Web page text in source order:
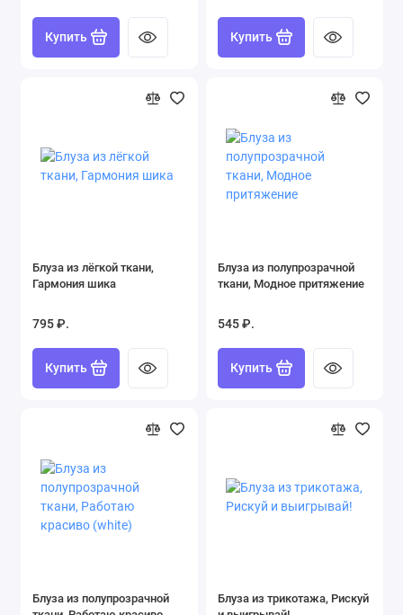
Купить Купить
Блуза из лёгкой ткани,
Гармония шика
795 ₽.
Купить
Блуза из полупрозрачной
ткани, Модное притяжение
545 ₽.
Купить
Блуза из полупрозрачной
Блуза из трикотажа, Рискуй